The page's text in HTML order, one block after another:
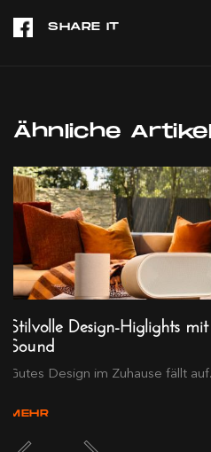
Ähnliche Artikel
Stilvolle Design-Higlights
Sound
Gutes Design im Zuhause fällt
MEHR